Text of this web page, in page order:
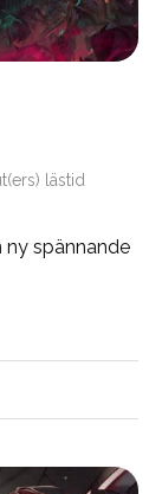
lästid
ny spännande